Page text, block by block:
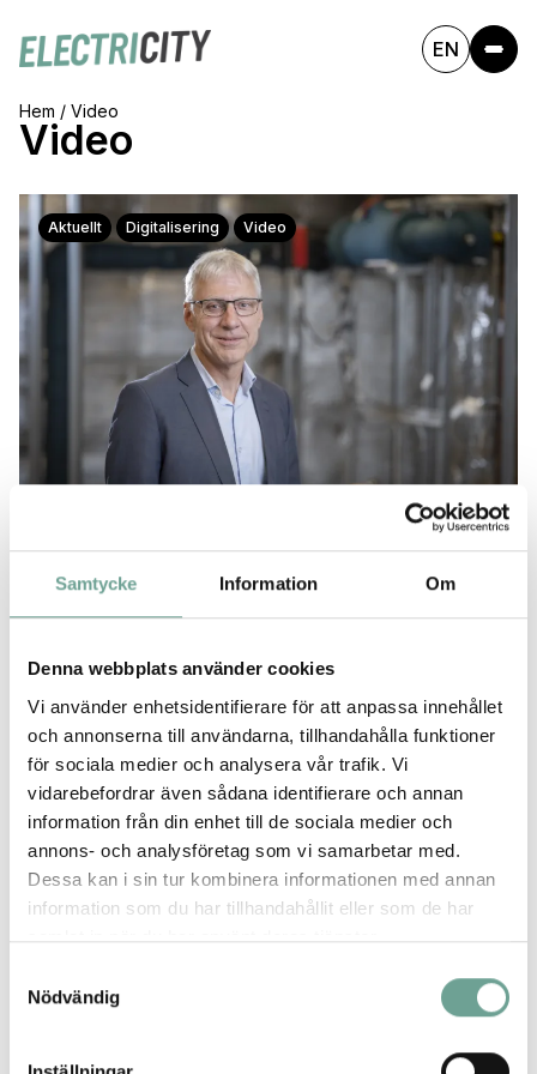
Samtycke Information Om
Denna webbplats använder cookies
Vi använder enhetsidentifierare för att anpassa innehållet
och annonserna till användarna, tillhandahålla funktioner
för sociala medier och analysera vår trafik. Vi
vidarebefordrar även sådana identifierare och annan
information från din enhet till de sociala medier och
annons- och analysföretag som vi samarbetar med.
Dessa kan i sin tur kombinera informationen med annan
information som du har tillhandahållit eller som de har
samlat in när du har använt deras tjänster.
Nödvändig
EN
Hem / Video
Video
Aktuellt Digitalisering Video
2024-04-11
Dataflöden och AI – nyckel till hållbar
fastighetsförvaltning
Läs mer
Aktuellt Energi Video
2024-03-13
Världens största trästad reducerar